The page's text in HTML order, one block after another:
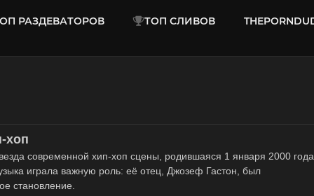
РАЗДЕВАТОРОВ ТОП СЛИВОВ
хоп
современной хип-хоп сцены, родившаяся 1 января 2000
играла важную роль: её отец, Джозеф Гастон, был
становление.